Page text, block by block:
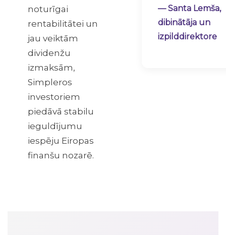
noturīgai
rentabilitātei un
jau veiktām
dividenžu
izmaksām,
Simpleros
investoriem
piedāvā stabilu
ieguldījumu
iespēju Eiropas
finanšu nozarē.
— Santa Lemša,
dibinātāja un
izpilddirektore